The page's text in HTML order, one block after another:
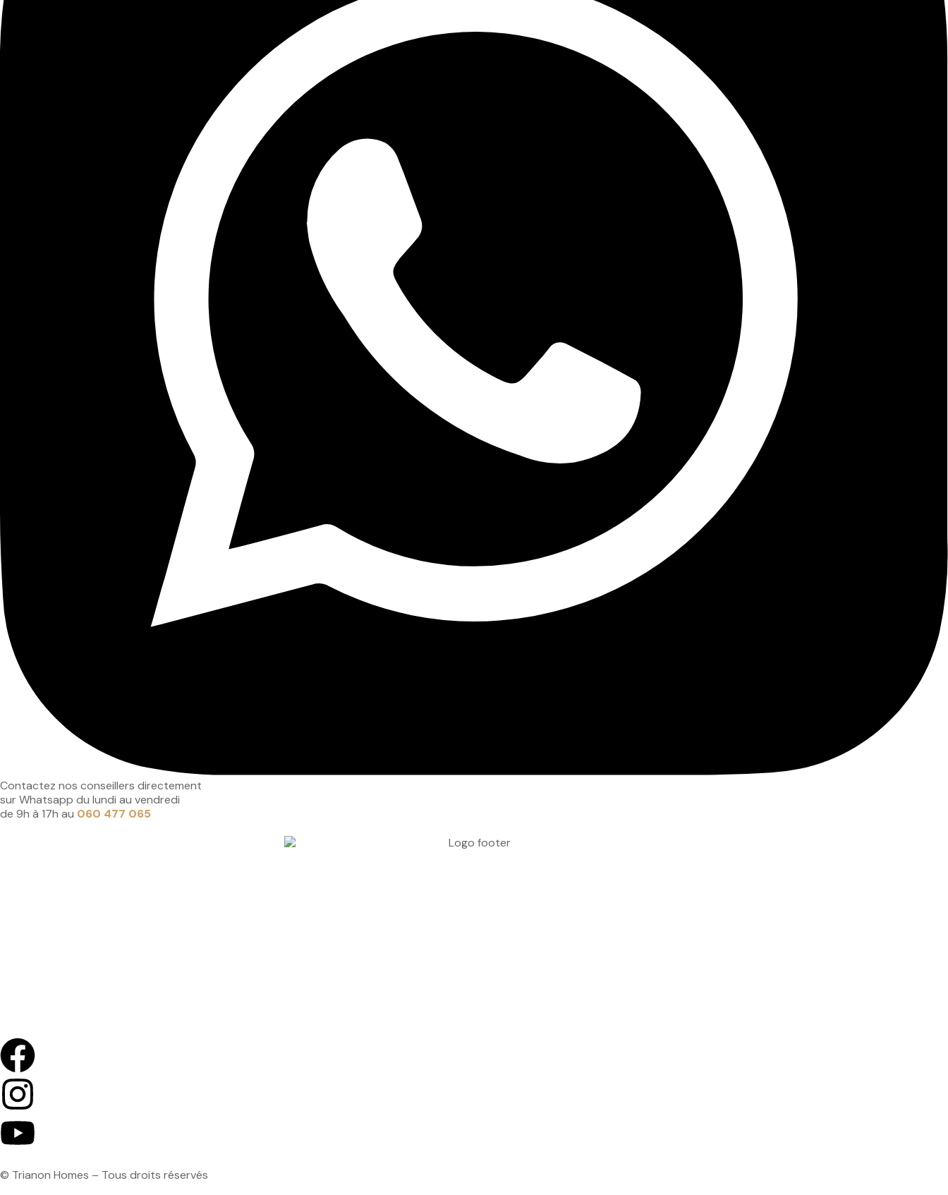
Contactez nos conseillers directement
sur Whatsapp du lundi au vendredi
de 9h à 17h au 060 477 065
© Trianon Homes – Tous droits réservés